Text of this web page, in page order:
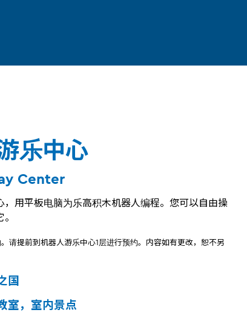
乐中心
Center
，用平板电脑为乐高积木机器人编程。您可以自由操
请提前到机器人游乐中心1层进行预约。内容如有更改，恕不另
国
，室内景点